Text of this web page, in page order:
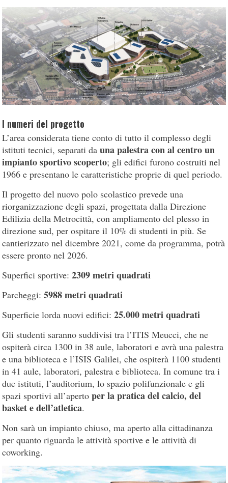
I numeri del progetto
L’area considerata tiene conto di tutto il complesso degli
istituti tecnici, separati dauna palestra con al centro un
impianto sportivo scoperto; gli edifici furono costruiti nel
1966 e presentano le caratteristiche proprie di quel periodo.
Il progetto del nuovo polo scolastico prevede una
riorganizzazione degli spazi, progettata dalla Direzione
Edilizia della Metrocittà, con ampliamento del plesso in
direzione sud, per ospitare il 10% di studenti in più. Se
cantierizzato nel dicembre 2021, come da programma, potrà
essere pronto nel 2026.
Superfici sportive:2309 metri quadrati
Parcheggi:5988 metri quadrati
Superficie lorda nuovi edifici:25.000 metri quadrati
Gli studenti saranno suddivisi tra l’ITIS Meucci, che ne
ospiterà circa 1300 in 38 aule, laboratori e avrà una palestra
e una biblioteca e l’ISIS Galilei, che ospiterà 1100 studenti
in 41 aule, laboratori, palestra e biblioteca. In comune tra i
due istituti, l’auditorium, lo spazio polifunzionale e gli
spazi sportivi all’apertoper la pratica del calcio, del
basket e dell’atletica.
Non sarà un impianto chiuso, ma aperto alla cittadinanza
per quanto riguarda le attività sportive e le attività di
coworking.